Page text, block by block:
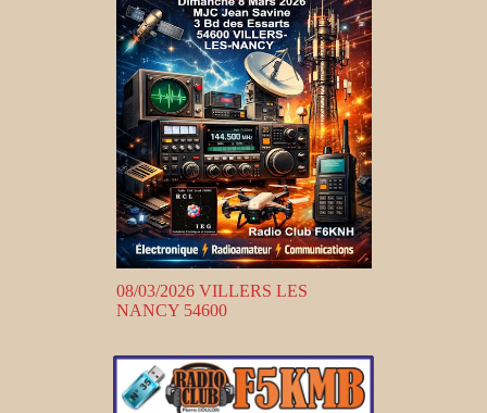
08/03/2026 VILLERS LES
NANCY 54600